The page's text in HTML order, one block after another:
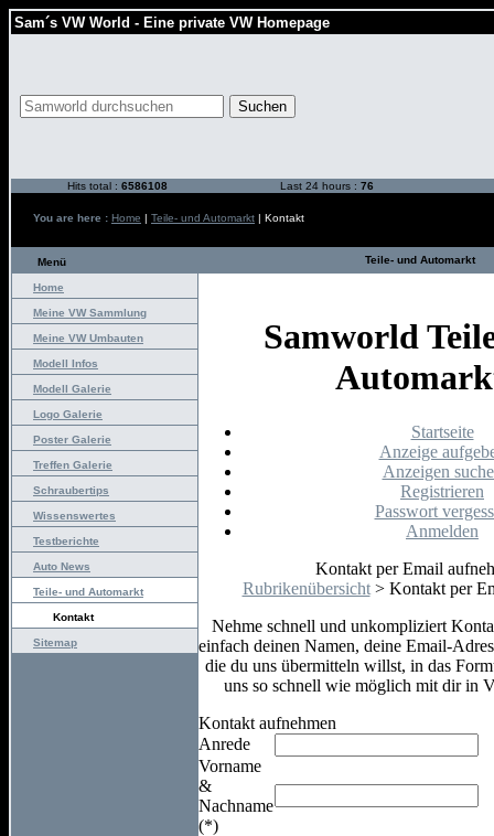
Sam´s VW World - Eine private VW Homepage
Hits total : 6586108 Last 24 hours : 76
You are here : Home | Teile- und Automarkt | Kontakt
Menü
Home
Meine VW Sammlung
Meine VW Umbauten
Modell Infos
Modell Galerie
Logo Galerie
Poster Galerie
Treffen Galerie
Schraubertips
Wissenswertes
Testberichte
Auto News
Teile- und Automarkt
Kontakt
Sitemap
Teile- und Automarkt
Samworld
Startseite
Anzeige
Anzeigen
Registrieren
Passwort
Anmelden
Kontakt per Email
Rubrikenübersicht> Kontakt per
Nehme schnell und unkompliziert
einfach deinen Namen, deine Email-
die du uns übermitteln willst, in das
uns so schnell wie möglich mit dir in
Kontakt aufnehmen
Anrede
Vorname
&
Nachname
(*)